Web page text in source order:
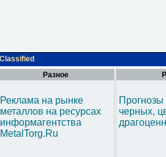
Classified
Разное
Реклама на рынке
металлов на ресурсах
информагентства
MetalTorg.Ru
черных,